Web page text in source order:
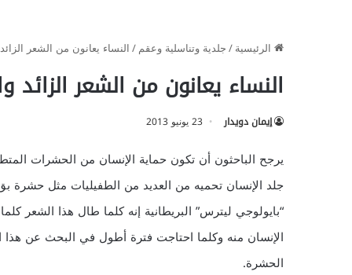
الرئيسية/جلدية وتناسلية وعقم/النساء يعانون من الشعر
النساء يعانون من الشعر الزائد
إيمان دويدار 23 يونيو 2013
يرجح الباحثون أن تكون حماية الإنسان من الحشرات
جلد الإنسان تحميه من العديد من الطفيليات مثل حشرة
“بايولوجي ليترس” البريطانية إنه كلما طال هذا
الإنسان منه وكلما احتاجت فترة أطول في البحث عن هذا
الحشرة.